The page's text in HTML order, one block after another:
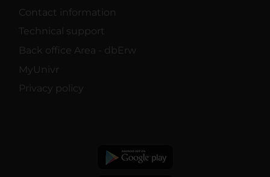
Contact information
Technical support
Back office Area - dbErw
MyUnivr
Privacy policy